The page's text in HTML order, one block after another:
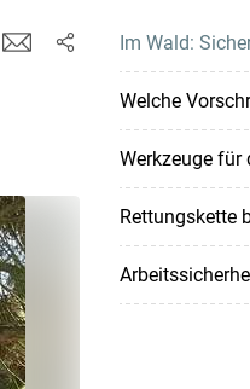
Im Wald:
Welche
Werkzeuge für
Rettungskette